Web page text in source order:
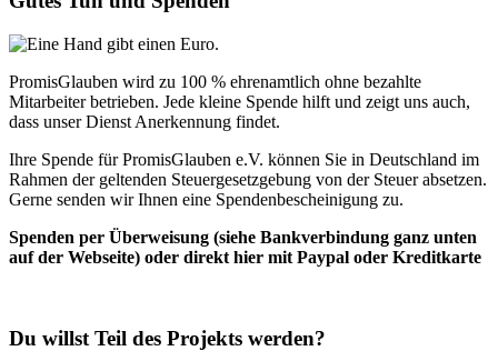
PromisGlauben wird zu 100 % ehrenamtlich ohne bezahlte
Mitarbeiter betrieben. Jede kleine Spende hilft und zeigt uns auch,
dass unser Dienst Anerkennung findet.
Ihre Spende für PromisGlauben e.V. können Sie in Deutschland im
Rahmen der geltenden Steuergesetzgebung von der Steuer absetzen.
Gerne senden wir Ihnen eine Spendenbescheinigung zu.
Spenden per Überweisung (siehe Bankverbindung ganz unten
auf der Webseite) oder direkt hier mit Paypal oder Kreditkarte
Du willst Teil des Projekts werden?